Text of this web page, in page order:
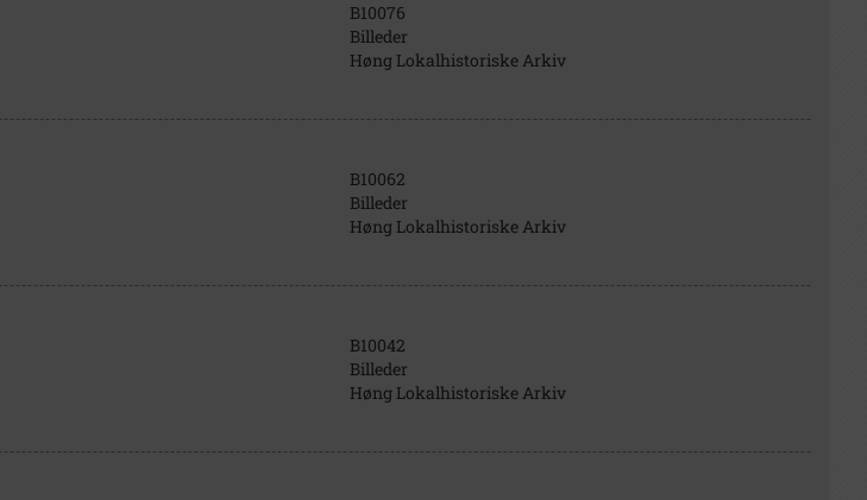
B10076
Billeder
Høng Lokalhistoriske Arkiv
B10062
Billeder
Høng Lokalhistoriske Arkiv
B10042
Billeder
Høng Lokalhistoriske Arkiv